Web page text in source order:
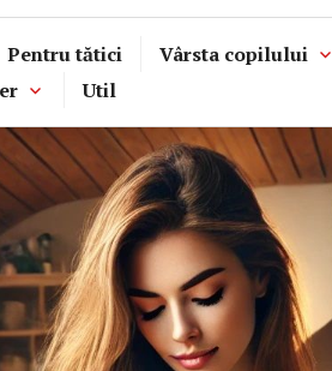
Pentru tătici Vârsta copilului
Util